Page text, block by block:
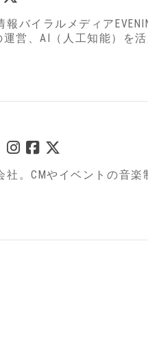
報バイラルメディア
営、AI（人工知能）を
。CMやイベントの音